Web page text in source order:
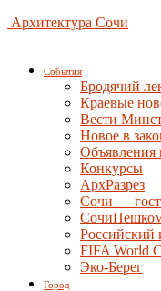
Архитектура Сочи
События
Бродячий
Краевые
Вести
Новое в
Объявления
Конкурсы
АрхРазрез
Сочи —
FIFA World
Эко-Берег
Город